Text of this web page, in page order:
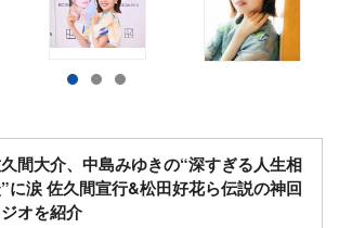
間大介、中島みゆきの“深すぎる人生相
に涙 佐久間宣行&松田好花ら伝説の神回
オを紹介